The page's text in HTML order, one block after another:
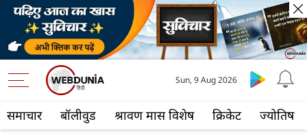
समाचार बॉलीवुड श्रावण मास विशेष क्रिकेट ज्योतिष
Sun, 9 Aug 2026